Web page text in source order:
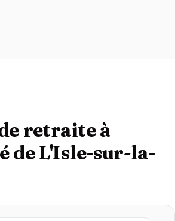
retraite à
de L'Isle-sur-la-